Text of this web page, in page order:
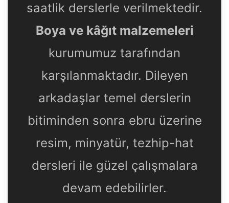
saatlik derslerle verilmektedir.
Boya ve kâğıt malzemeleri
kurumumuz tarafından
karşılanmaktadır. Dileyen
arkadaşlar temel derslerin
bitiminden sonra ebru üzerine
resim, minyatür, tezhip-hat
dersleri ile güzel çalışmalara
devam edebilirler.